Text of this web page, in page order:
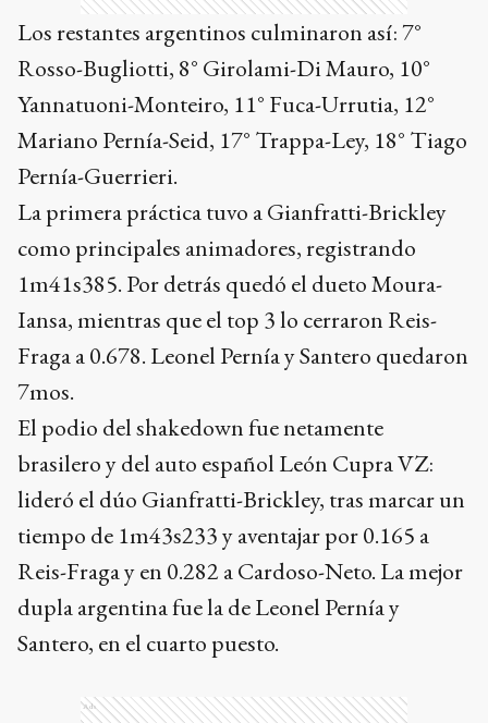
Los restantes argentinos culminaron así: 7°
Rosso-Bugliotti, 8° Girolami-Di Mauro, 10°
Yannatuoni-Monteiro, 11° Fuca-Urrutia, 12°
Mariano Pernía-Seid, 17° Trappa-Ley, 18° Tiago
Pernía-Guerrieri.
La primera práctica tuvo a Gianfratti-Brickley
como principales animadores, registrando
1m41s385. Por detrás quedó el dueto Moura-
Iansa, mientras que el top 3 lo cerraron Reis-
Fraga a 0.678. Leonel Pernía y Santero quedaron
7mos.
El podio del shakedown fue netamente
brasilero y del auto español León Cupra VZ:
lideró el dúo Gianfratti-Brickley, tras marcar un
tiempo de 1m43s233 y aventajar por 0.165 a
Reis-Fraga y en 0.282 a Cardoso-Neto. La mejor
dupla argentina fue la de Leonel Pernía y
Santero, en el cuarto puesto.
Ads